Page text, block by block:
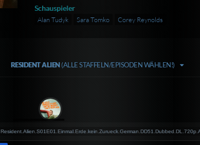
Schauspieler
Alan Tudyk Sara Tomko Corey Reynolds
RESIDENT ALIEN(ALLE STAFFELN/EPISODEN WÄHLEN!)